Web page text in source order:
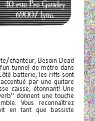
chanteur, Besoin Dead
tunnel de métro dans
batterie, les riffs sont
par une guitare
caisse, étonnant! Une
donnent une touche
Vous reconnaîtrez
en tant que bassiste